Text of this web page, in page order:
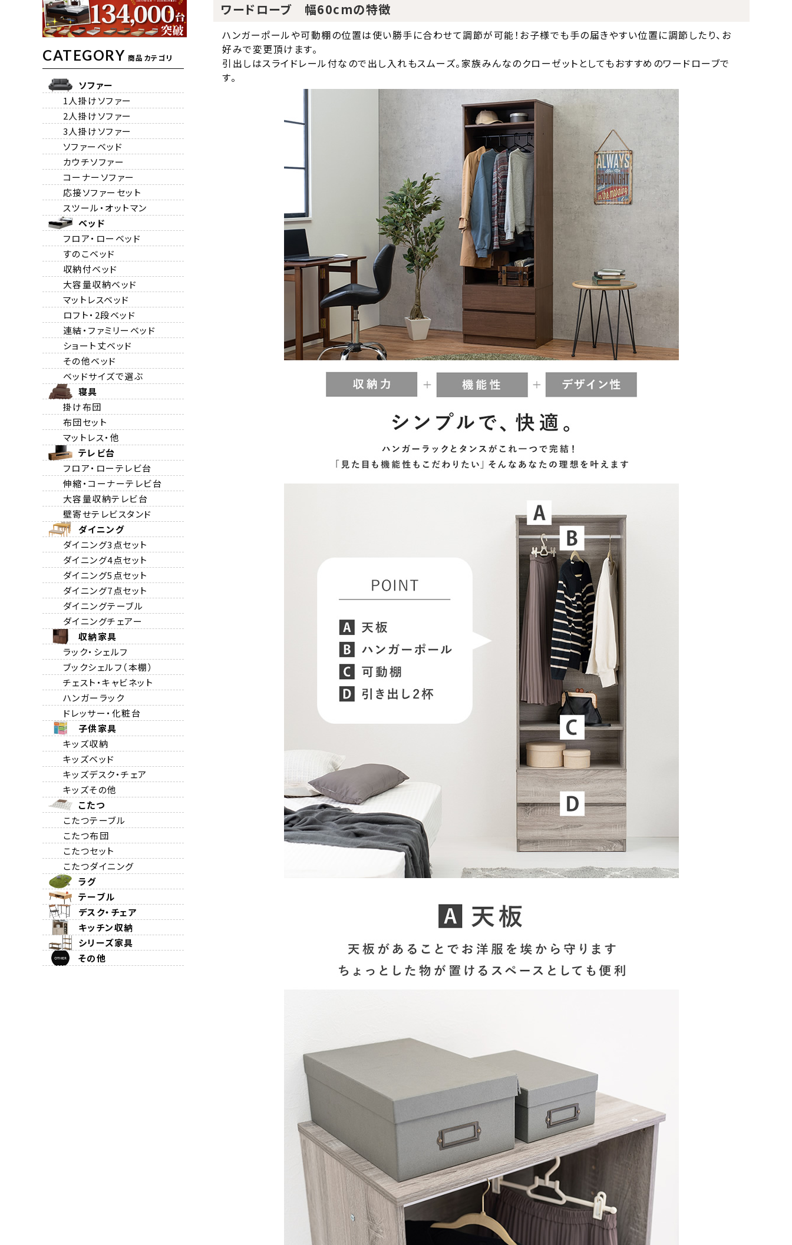
CATEGORY 商品カテゴリ
ソファー
1人掛けソファー
2人掛けソファー
3人掛けソファー
ソファーベッド
カウチソファー
コーナーソファー
応接ソファーセット
スツール・オットマン
ベッド
フロア・ローベッド
すのこベッド
収納付ベッド
大容量収納ベッド
マットレスベッド
ロフト・2段ベッド
連結・ファミリーベッド
ショート丈ベッド
その他ベッド
ベッドサイズで選ぶ
寝具
掛け布団
布団セット
マットレス・他
テレビ台
フロア・ローテレビ台
伸縮・コーナーテレビ台
大容量収納テレビ台
壁寄せテレビスタンド
ダイニング
ダイニング3点セット
ダイニング4点セット
ダイニング5点セット
ダイニング7点セット
ダイニングテーブル
ダイニングチェアー
収納家具
ラック・シェルフ
ブックシェルフ（本棚）
チェスト・キャビネット
ハンガーラック
ドレッサー・化粧台
子供家具
キッズ収納
キッズベッド
キッズデスク・チェア
キッズその他
こたつ
こたつテーブル
こたつ布団
こたつセット
こたつダイニング
ラグ
テーブル
デスク・チェア
キッチン収納
シリーズ家具
その他
ワードローブ 幅60cmの特徴
ハンガーポールや可動棚の位置は使い勝手に合わせて調節が可能！お子様でも手の届きやすい位置に調節したり、お
好みで変更頂けます。
引出しはスライドレール付なので出し入れもスムーズ。家族みんなのクローゼットとしてもおすすめのワードローブで
す。